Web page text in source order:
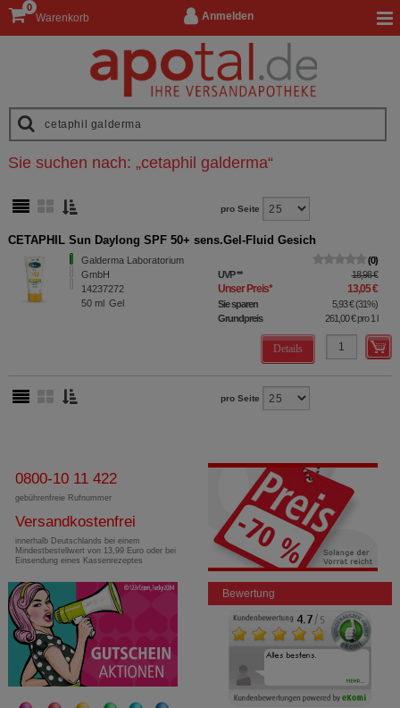
Anmelden
Warenkorb
0
Sie suchen nach: „cetaphil galderma“
pro Seite
CETAPHIL Sun Daylong SPF 50+ sens.Gel-Fluid Gesich
Galderma Laboratorium
GmbH
14237272
50 ml Gel
0
UVP** 18,98 €
Unser Preis* 13,05 €
Sie sparen 5,93 €(31%)
Grundpreis
261,00 €pro 1 l
Details
pro Seite
0800-10 11 422
gebührenfreie Rufnummer
Versandkostenfrei
innerhalb Deutschlands bei einem
Mindestbestellwert von 13,99 Euro oder bei
Einsendung eines Kassenrezeptes
Bewertung